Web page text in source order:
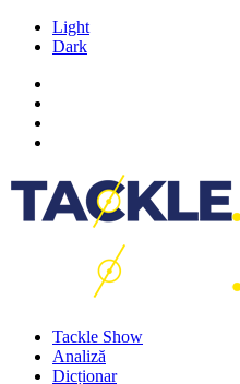
Light
Dark
Tackle Show
Analiză
Dicționar